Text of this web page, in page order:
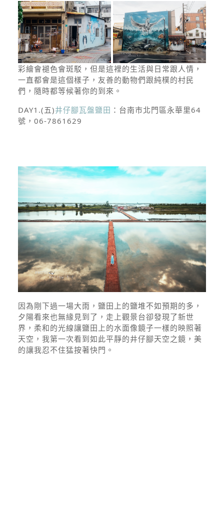
彩繪會褪色會斑駁，但是這裡的生活與日常跟人情，
一直都會是這個樣子，友善的動物們跟純樸的村民
們，隨時都等候著你的到來。
DAY1.(五)井仔腳瓦盤鹽田 ：台南市北門區永華里64
號，06-7861629
因為剛下過一場大雨，鹽田上的鹽堆不如預期的多，
夕陽看來也無緣見到了，走上觀景台卻發現了新世
界，柔和的光線讓鹽田上的水面像鏡子一樣的映照著
天空，我第一次看到如此平靜的井仔腳天空之鏡，美
的讓我忍不住猛按著快門。